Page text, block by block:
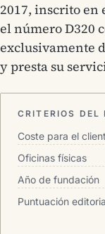
2017, inscrito en
el número D320
exclusivamente
y presta su
CRITERIOS DEL
Coste para el
Oficinas físicas
Año de fundación
Puntuación